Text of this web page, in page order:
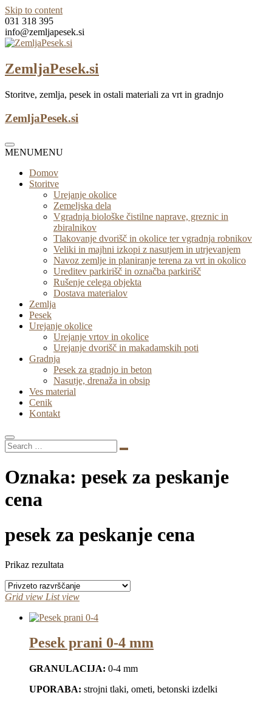
Skip to content
031 318 395
info@zemljapesek.si
ZemljaPesek.si
Storitve, zemlja, pesek in ostali materiali za vrt in gradnjo
ZemljaPesek.si
MENUMENU
Domov
Storitve
Urejanje okolice
Zemeljska dela
Vgradnja biološke čistilne naprave, greznic in
zbiralnikov
Tlakovanje dvorišč in okolice ter vgradnja robnikov
Veliki in majhni izkopi z nasutjem in utrjevanjem
Navoz zemlje in planiranje terena za vrt in okolico
Ureditev parkirišč in označba parkirišč
Rušenje celega objekta
Dostava materialov
Zemlja
Pesek
Urejanje okolice
Urejanje vrtov in okolice
Urejanje dvorišč in makadamskih poti
Gradnja
Pesek za gradnjo in beton
Nasutje, drenaža in obsip
Ves material
Cenik
Kontakt
Oznaka: pesek za peskanje
cena
pesek za peskanje cena
Prikaz rezultata
Grid view List view
Pesek prani 0-4 mm
GRANULACIJA: 0-4 mm
UPORABA: strojni tlaki, ometi, betonski izdelki